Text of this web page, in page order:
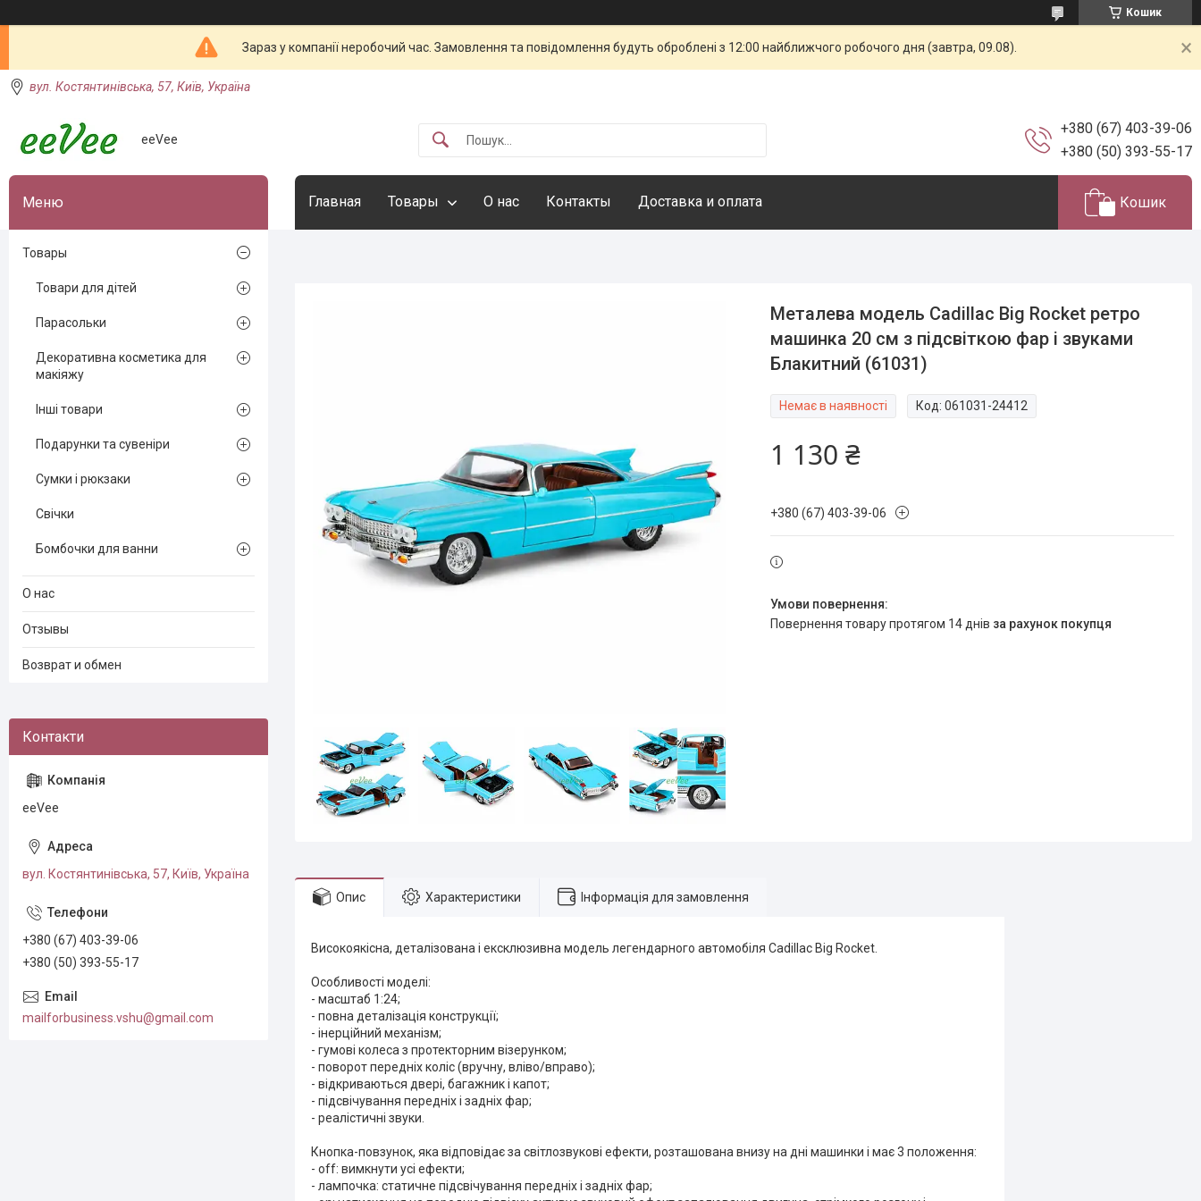
Кошик
Зараз у компанії неробочий час. Замовлення та повідомлення будуть оброблені з 12:00 найближчого робочого дня (завтра, 09.08).
вул. Костянтинівська, 57, Київ, Україна
eeVee
+380 (67) 403-39-06
+380 (50) 393-55-17
Главная Товары О нас Контакты Доставка и оплата Кошик
Металева модель Cadillac Big Rocket ретро
машинка 20 см з підсвіткою фар і звуками
Блакитний (61031)
Немає в наявності Код:061031-24412
1 130 ₴
+380 (67) 403-39-06
повернення товару протягом 14 днів за рахунок покупця
Опис Характеристики Інформація для замовлення
Високоякісна, деталізована і ексклюзивна модель легендарного автомобіля Cadillac Big Rocket.
Особливості моделі:
- масштаб 1:24;
- повна деталізація конструкції;
- інерційний механізм;
- гумові колеса з протекторним візерунком;
- поворот передніх коліс (вручну, вліво/вправо);
- відкриваються двері, багажник і капот;
- підсвічування передніх і задніх фар;
- реалістичні звуки.
Кнопка-повзунок, яка відповідає за світлозвукові ефекти, розташована внизу на дні машинки і має 3 положення:
- off: вимкнути усі ефекти;
- лампочка: статичне підсвічування передніх і задніх фар;
Товары
Товари для дітей
Парасольки
Декоративна косметика для
макіяжу
Інші товари
Подарунки та сувеніри
Сумки і рюкзаки
Свічки
Бомбочки для ванни
О нас
Отзывы
Возврат и обмен
eeVee
вул. Костянтинівська, 57, Київ, Україна
+380 (67) 403-39-06
+380 (50) 393-55-17
mailforbusiness.vshu@gmail.com